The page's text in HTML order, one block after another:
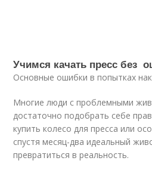
Учимся качать пресс без
Основные ошибки в попытках
Многие люди с проблемными
достаточно подобрать себе
купить колесо для пресса или
спустя месяц-два идеальный
превратиться в реальность.